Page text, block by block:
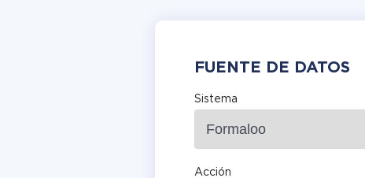
FUENTE DE DATOS
Sistema
Acción